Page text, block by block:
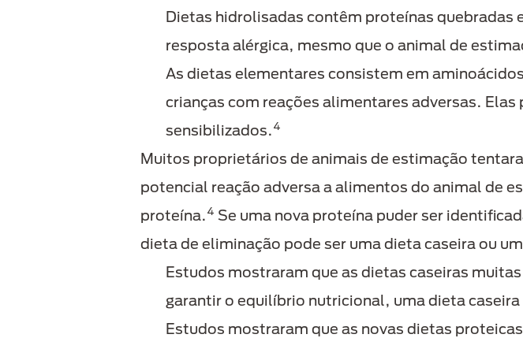
Dietas hidrolisadas contêm proteínas quebradas
resposta alérgica, mesmo que o animal de
As dietas elementares consistem em
crianças com reações alimentares adversas.
sensibilizados.4
Muitos proprietários de animais de estimação
potencial reação adversa a alimentos do animal de
proteína.4 Se uma nova proteína puder ser
dieta de eliminação pode ser uma dieta caseira ou
Estudos mostraram que as dietas caseiras
garantir o equilíbrio nutricional, uma dieta
Estudos mostraram que as novas dietas